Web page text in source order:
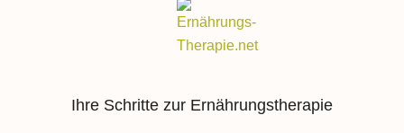
Ihre Schritte zur Ernährungstherapie